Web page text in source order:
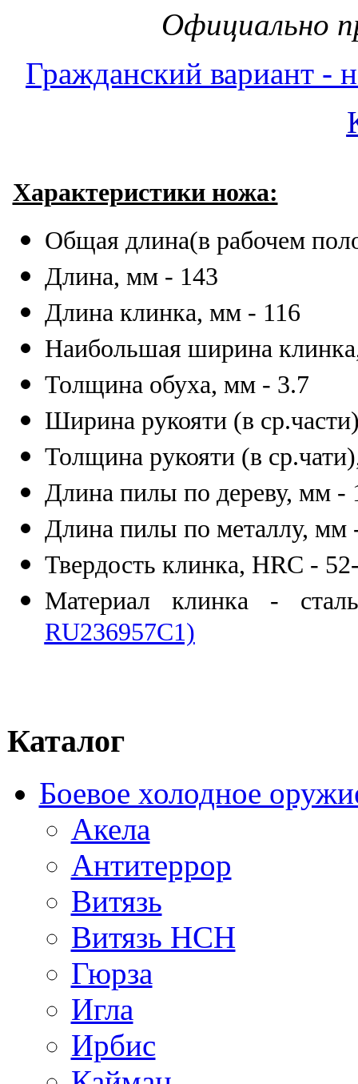
Официально
Гражданский вариант -
Характеристики ножа:
Общая длина(в рабочем
Длина, мм - 143
Длина клинка, мм - 116
Наибольшая ширина
Толщина обуха, мм - 3.7
Ширина рукояти (в
Толщина рукояти (в
Длина пилы по дереву, мм -
Длина пилы по металлу, мм
Твердость клинка, HRC -
Материал клинка -
RU236957C1)
Каталог
Боевое холодное
Акела
Антитеррор
Витязь
Витязь НСН
Гюрза
Игла
Ирбис